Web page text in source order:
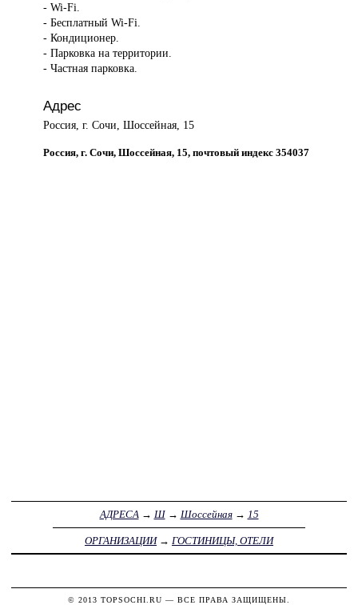
- Wi-Fi.
- Бесплатный Wi-Fi.
- Кондиционер.
- Парковка на территории.
- Частная парковка.
Адрес
Россия, г. Сочи, Шоссейная, 15
Россия, г. Сочи, Шоссейная, 15, почтовый индекс 354037
АДРЕСА→ Ш→ Шоссейная→ 15
ОРГАНИЗАЦИИ→ ГОСТИНИЦЫ, ОТЕЛИ
© 2013 TOPSOCHI.RU — ВСЕ ПРАВА ЗАЩИЩЕНЫ.